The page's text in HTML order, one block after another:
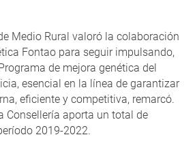
Medio Rural valoró la colaboración
Fontao para seguir impulsando,
de mejora genética del
esencial en la línea de garantizar
eficiente y competitiva, remarcó.
Consellería aporta un total de
2019-2022.